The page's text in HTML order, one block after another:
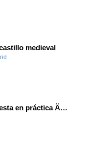
medieval
Dossier teoría y puesta en práctica Äprendizaje Basado en Juegos en Educación Infantil y Primaria